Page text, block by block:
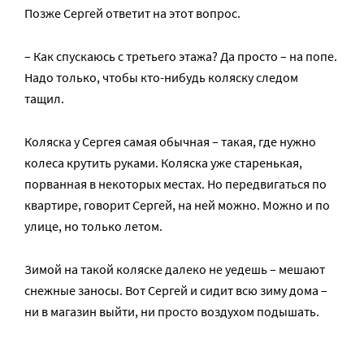
Позже Сергей ответит на этот вопрос.
– Как спускаюсь с третьего этажа? Да просто – на попе.
Надо только, чтобы кто-нибудь коляску следом
тащил.
Коляска у Сергея самая обычная – такая, где нужно
колеса крутить руками. Коляска уже старенькая,
порванная в некоторых местах. Но передвигаться по
квартире, говорит Сергей, на ней можно. Можно и по
улице, но только летом.
Зимой на такой коляске далеко не уедешь – мешают
снежные заносы. Вот Сергей и сидит всю зиму дома –
ни в магазин выйти, ни просто воздухом подышать.